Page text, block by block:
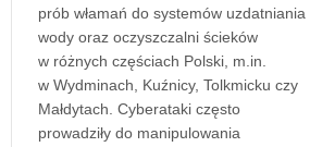
prób włamań do systemów uzdatniania
wody oraz oczyszczalni ścieków
w różnych częściach Polski, m.in.
w Wydminach, Kuźnicy, Tolkmicku czy
Małdytach. Cyberataki często
prowadziły do manipulowania